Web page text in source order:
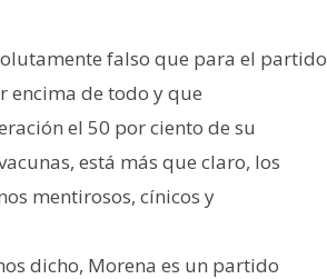
falso que para el partido
encima de todo y que
el 50 por ciento de su
está más que claro, los
mentirosos, cínicos y
dicho, Morena es un partido